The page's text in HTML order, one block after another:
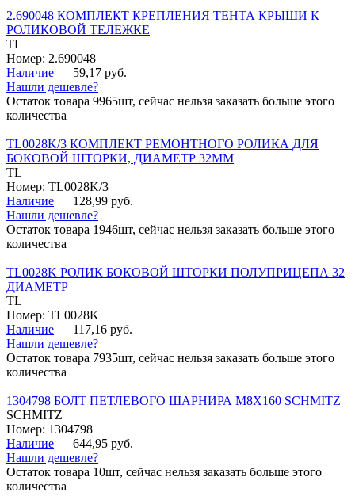
2.690048 КОМПЛЕКТ КРЕПЛЕНИЯ ТЕНТА КРЫШИ К
РОЛИКОВОЙ ТЕЛЕЖКЕ
TL
Номер: 2.690048
Наличие
59,17 руб.
Нашли дешевле?
Остаток товара 9965шт, сейчас нельзя заказать больше этого
количества
TL0028K/3 КОМПЛЕКТ РЕМОНТНОГО РОЛИКА ДЛЯ
БОКОВОЙ ШТОРКИ, ДИАМЕТР 32ММ
TL
Номер: TL0028K/3
Наличие
128,99 руб.
Нашли дешевле?
Остаток товара 1946шт, сейчас нельзя заказать больше этого
количества
TL0028K РОЛИК БОКОВОЙ ШТОРКИ ПОЛУПРИЦЕПА 32
ДИАМЕТР
TL
Номер: TL0028K
Наличие
117,16 руб.
Нашли дешевле?
Остаток товара 7935шт, сейчас нельзя заказать больше этого
количества
1304798 БОЛТ ПЕТЛЕВОГО ШАРНИРА М8Х160 SCHMITZ
SCHMITZ
Номер: 1304798
Наличие
644,95 руб.
Нашли дешевле?
Остаток товара 10шт, сейчас нельзя заказать больше этого
количества